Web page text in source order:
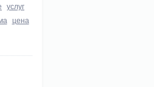
услуг
цена